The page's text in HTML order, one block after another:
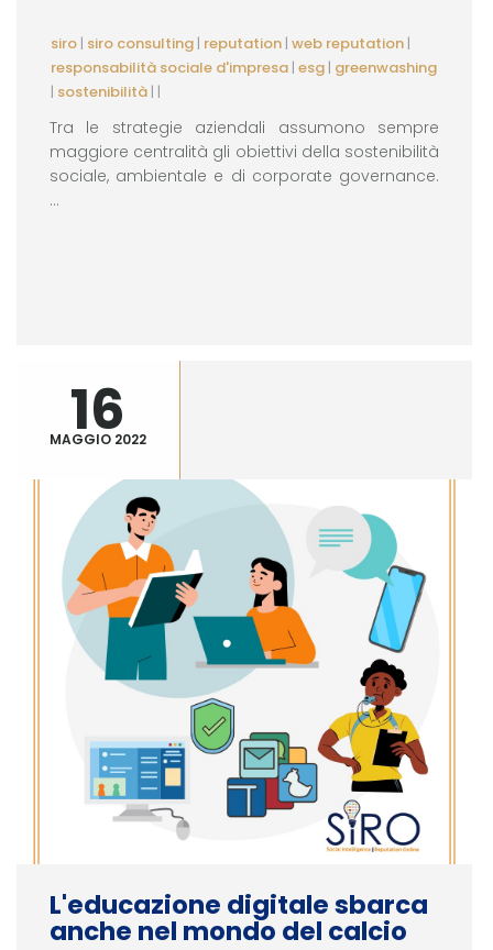
siro | siro consulting | reputation | web reputation |
responsabilità sociale d'impresa | esg | greenwashing
| sostenibilità | |
Tra le strategie aziendali assumono sempre
maggiore centralità gli obiettivi della sostenibilità
sociale, ambientale e di corporate governance.
...
16
MAGGIO 2022
L'educazione digitale sbarca
anche nel mondo del calcio